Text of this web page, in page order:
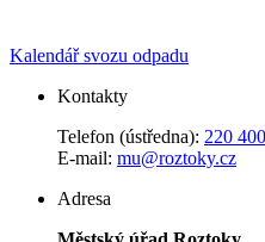
Kalendář svozu odpadu
Kontakty
Telefon (ústředna): 220
E-mail: mu@roztoky.cz
Adresa